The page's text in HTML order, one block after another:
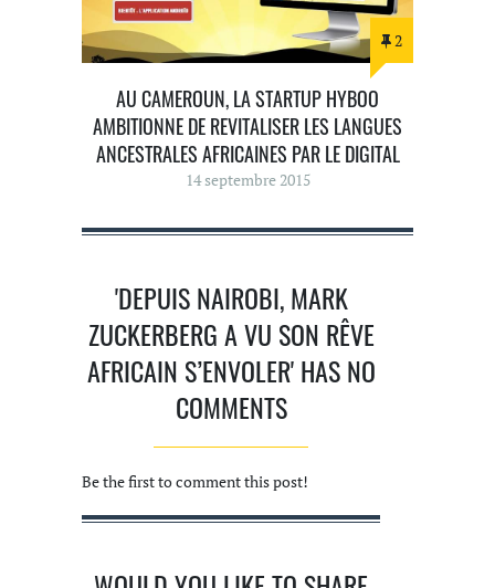
2
AU CAMEROUN, LA STARTUP HYBOO
AMBITIONNE DE REVITALISER LES LANGUES
ANCESTRALES AFRICAINES PAR LE DIGITAL
14 septembre 2015
'DEPUIS NAIROBI, MARK
ZUCKERBERG A VU SON RÊVE
AFRICAIN S’ENVOLER' HAS NO
COMMENTS
Be the first to comment this post!